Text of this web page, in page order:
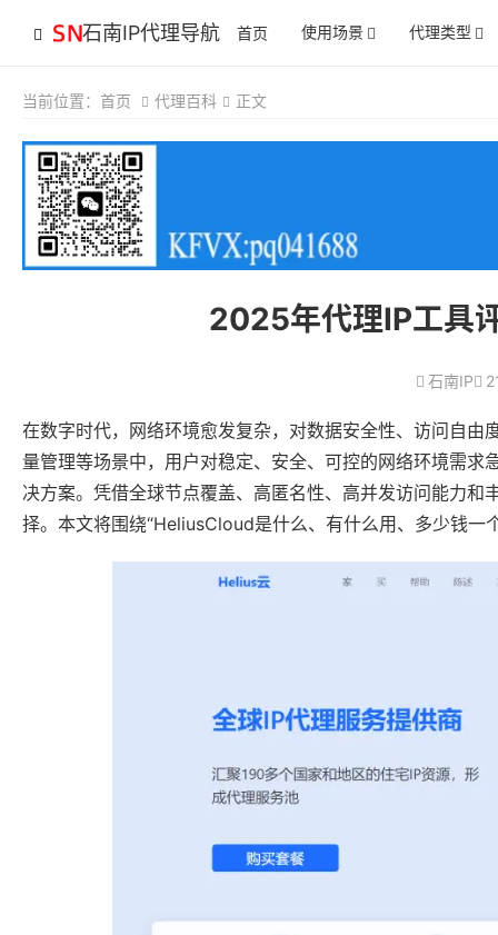
石南IP代理导航 首页 使用场景 代理类型
当前位置： 首页 代理百科 正文
2025年代理IP工具
石南IP
在数字时代，网络环境愈发复杂，对数据安全性、访问自
量管理等场景中，用户对稳定、安全、可控的网络环境需求
决方案。凭借全球节点覆盖、高匿名性、高并发访问能力
择。本文将围绕“HeliusCloud是什么、有什么用、多少钱